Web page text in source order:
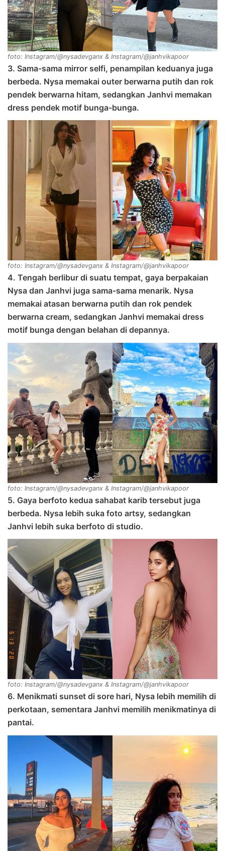
foto: Instagram/@nysadevganx & Instagram/@janhvikapoor
3. Sama-sama mirror selfi, penampilan keduanya juga
berbeda. Nysa memakai outer berwarna putih dan rok
pendek berwarna hitam, sedangkan Janhvi memakan
dress pendek motif bunga-bunga.
foto: Instagram/@nysadevganx & Instagram/@janhvikapoor
4. Tengah berlibur di suatu tempat, gaya berpakaian
Nysa dan Janhvi juga sama-sama menarik. Nysa
memakai atasan berwarna putih dan rok pendek
berwarna cream, sedangkan Janhvi memakai dress
motif bunga dengan belahan di depannya.
foto: Instagram/@nysadevganx & Instagram/@janhvikapoor
5. Gaya berfoto kedua sahabat karib tersebut juga
berbeda. Nysa lebih suka foto artsy, sedangkan
Janhvi lebih suka berfoto di studio.
foto: Instagram/@nysadevganx & Instagram/@janhvikapoor
6. Menikmati sunset di sore hari, Nysa lebih memilih di
perkotaan, sementara Janhvi memilih menikmatinya di
pantai.